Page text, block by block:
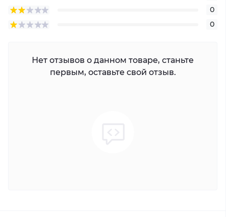
0
0
Нет отзывов о данном товаре, станьте
первым, оставьте свой отзыв.